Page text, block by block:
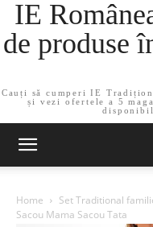
IE
de produse
Cauți să cumperi IE
și vezi ofertele a 5
Home Set Traditional
Sacou Mama Sacou Tata